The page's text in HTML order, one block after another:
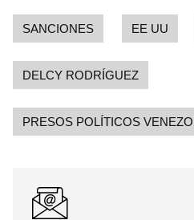
SANCIONES EE UU
DELCY RODRÍGUEZ
PRESOS POLÍTICOS